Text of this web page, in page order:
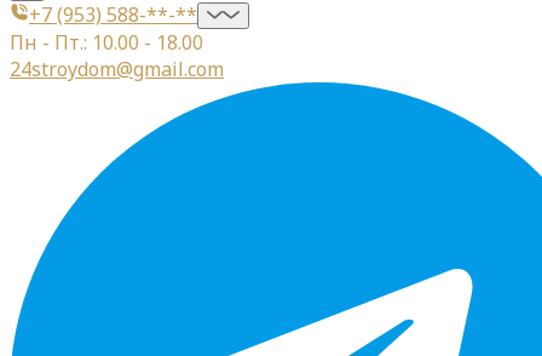
+7 (953) 588-**-**
Пн - Пт.: 10.00 - 18.00
24stroydom@gmail.com